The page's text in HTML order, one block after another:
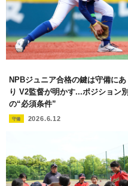
NPBジュニア合格の鍵は守備にあ
り V2監督が明かす...ポジション別
の“必須条件”
守備 2026.6.12